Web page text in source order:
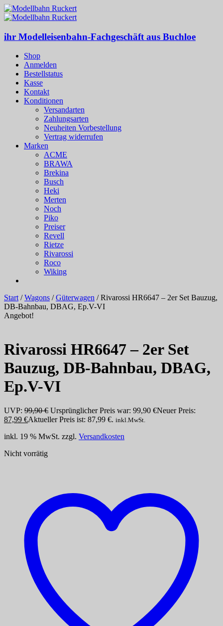
ihr Modelleisenbahn-Fachgeschäft aus Buchloe
Shop
Anmelden
Bestellstatus
Kasse
Kontakt
Konditionen
Versandarten
Zahlungsarten
Neuheiten Vorbestellung
Vertrag widerrufen
Marken
ACME
BRAWA
Brekina
Busch
Heki
Merten
Noch
Piko
Preiser
Revell
Rietze
Rivarossi
Roco
Wiking
Start/Wagons /Güterwagen / Rivarossi HR6647 – 2er Set Bauzug,
DB-Bahnbau, DBAG, Ep.V-VI
Angebot!
Rivarossi HR6647 – 2er Set
Bauzug, DB-Bahnbau, DBAG,
Ep.V-VI
UVP: 99,90€ Ursprünglicher Preis war: 99,90 €Neuer Preis:
87,99 €Aktueller Preis ist: 87,99 €. inkl.MwSt.
inkl. 19 % MwSt. zzgl. Versandkosten
Nicht vorrätig